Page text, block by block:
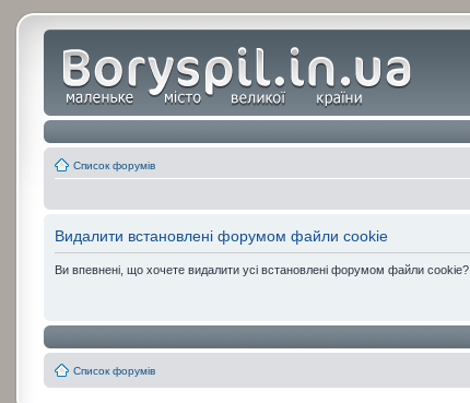
Список форумів
Видалити встановлені форумом файли cookie
Ви впевнені, що хочете видалити усі встановлені форумом файли cookie?
Список форумів